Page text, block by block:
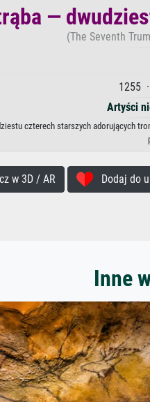
—
(The Seventh
1255
Artyści
czterech starszych adorujących
w 3D / AR Dodaj do
Inne